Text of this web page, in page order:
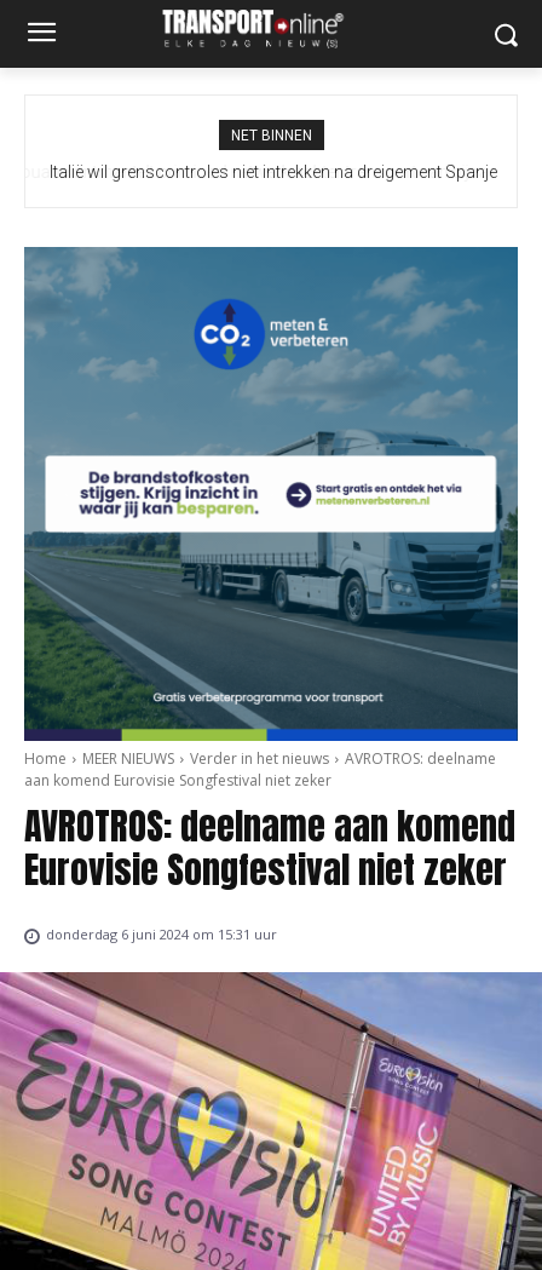
NET BINNEN
Italië wil grenscontroles niet intrekken na dreigement Spanje
Home MEER NIEUWS Verder in het nieuws
AVROTROS: deelname
aan komend Eurovisie Songfestival niet zeker
AVROTROS: deelname aan komend
Eurovisie Songfestival niet zeker
donderdag 6 juni 2024 om 15:31 uur